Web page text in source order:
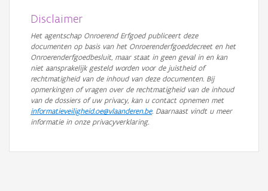
Disclaimer
Het agentschap Onroerend Erfgoed publiceert deze
documenten op basis van het Onroerenderfgoeddecreet en het
Onroerenderfgoedbesluit, maar staat in geen geval in en kan
niet aansprakelijk gesteld worden voor de juistheid of
rechtmatigheid van de inhoud van deze documenten. Bij
opmerkingen of vragen over de rechtmatigheid van de inhoud
van de dossiers of uw privacy, kan u contact opnemen met
informatieveiligheid.oe@vlaanderen.be. Daarnaast vindt u meer
informatie in onze privacyverklaring.